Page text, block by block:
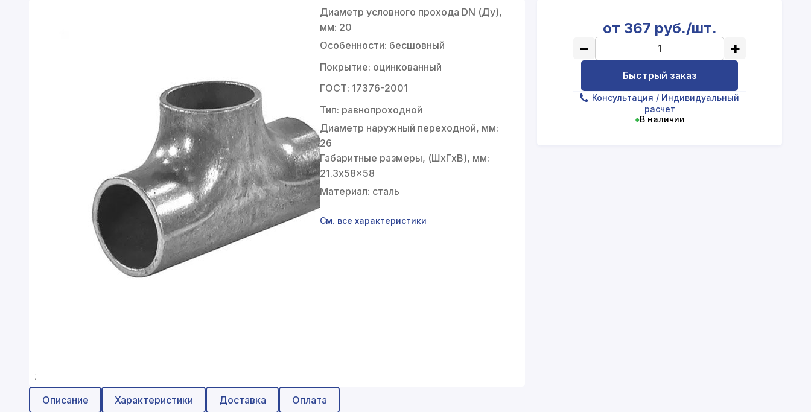
Теплоизоляция для труб
Композитная арматура
;
Диаметр условного прохода DN (Ду),
мм: 20
Особенности: бесшовный
Покрытие: оцинкованный
ГОСТ: 17376-2001
Тип: равнопроходной
Диаметр наружный переходной, мм:
26
Габаритные размеры, (ШxГxВ), мм:
21.3x58x58
Материал: сталь
См. все характеристики
от 367 руб./шт.
− +
Быстрый заказ
Консультация / Индивидуальный
расчет
●В наличии
Описание Характеристики Доставка
Оплата